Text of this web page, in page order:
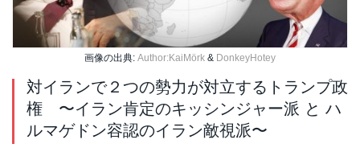
画像の出典: Author:KaiMörk & DonkeyHotey
対イランで２つの勢力が対立するトランプ政
権 〜イラン肯定のキッシンジャー派 と ハ
ルマゲドン容認のイラン敵視派〜